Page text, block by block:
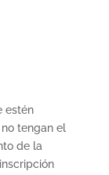
estén
tengan el
de la